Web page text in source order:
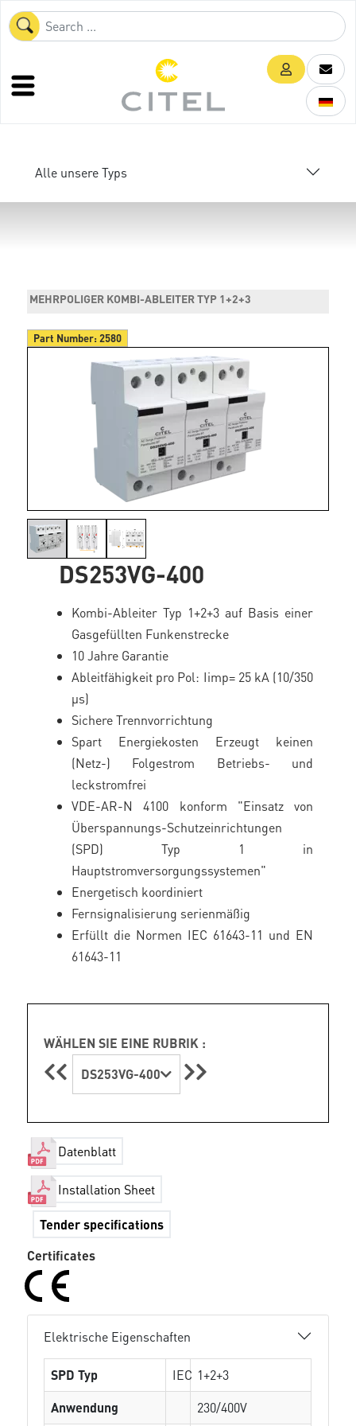
Alle unsere Typs
MEHRPOLIGER KOMBI-ABLEITER TYP 1+2+3
Part Number:2580
DS253VG-400
Kombi-Ableiter Typ 1+2+3 auf Basis einer
Gasgefüllten Funkenstrecke
10 Jahre Garantie
Ableitfähigkeit pro Pol: Iimp= 25 kA (10/350
μs)
Sichere Trennvorrichtung
Spart Energiekosten Erzeugt keinen
(Netz-) Folgestrom Betriebs- und
leckstromfrei
VDE-AR-N 4100 konform "Einsatz von
Überspannungs-Schutzeinrichtungen
(SPD) Typ 1 in
Hauptstromversorgungssystemen"
Energetisch koordiniert
Fernsignalisierung serienmäßig
Erfüllt die Normen IEC 61643-11 und EN
61643-11
WÄHLEN SIE EINE RUBRIK :
DS253VG-400
Datenblatt
Installation Sheet
Tender specifications
Certificates
Elektrische Eigenschaften
SPD Typ IEC 1+2+3
Anwendung
230/400V